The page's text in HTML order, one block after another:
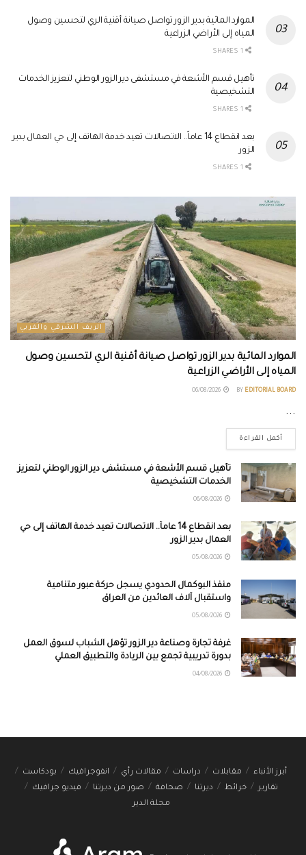
الموارد المائية بدير الزور تواصل صيانة أقنية الري لتحسين وصول
المياه إلى الأراضي الزراعية
تأهيل قسم الأشعة في مستشفى دير الزور الوطني لتعزيز الخدمات
التشخيصية
بعد انقطاع 14 عاماً.. الاتصالات تعيد خدمة الهاتف إلى حي العمال بدير
الزور
الريف الشرقي والغربي
الموارد المائية بدير الزور تواصل صيانة أقنية الري لتحسين وصول
المياه إلى الأراضي الزراعية
BY EDITORIAL BOARD
...
أكمل القراءة
تأهيل قسم الأشعة في مستشفى دير الزور الوطني لتعزيز
الخدمات التشخيصية
بعد انقطاع 14 عاماً.. الاتصالات تعيد خدمة الهاتف إلى حي
العمال بدير الزور
منفذ البوكمال الحدودي يسجل حركة عبور متنامية
واستقبال آلاف العائدين من العراق
غرفة تجارة وصناعة دير الزور تؤهل الشباب لسوق العمل
بدورة تدريبية تجمع بين الريادة والتطبيق العملي
أبرز الأنباء مقابلات دراسات مقالات رأي انفوجرافيك
بودكاست
تقارير
خرائط ديرتنا صحافة صور من ديرتنا
فيديو جرافيك
مجلة الدير